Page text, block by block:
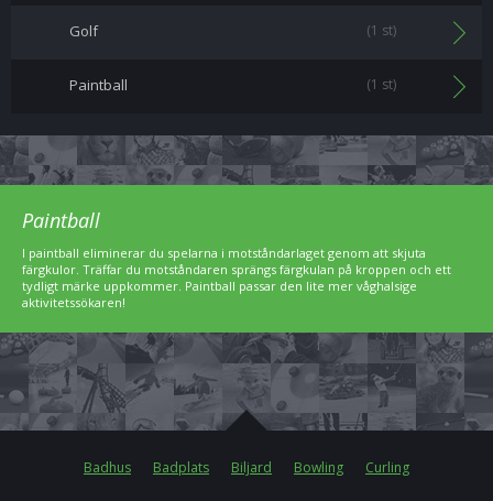
Golf (1 st)
Paintball (1 st)
Paintball
I paintball eliminerar du spelarna i motståndarlaget genom att skjuta
färgkulor. Träffar du motståndaren sprängs färgkulan på kroppen och ett
tydligt märke uppkommer. Paintball passar den lite mer våghalsige
aktivitetssökaren!
Badhus Badplats Biljard Bowling Curling